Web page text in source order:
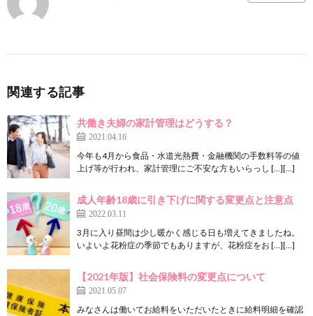
関連する記事
共働き夫婦の家計管理はどうする？
2021.04.16
今年も4月から食品・水道光熱費・金融機関の手数料等の値
上げ等が行われ、家計管理にご不安な方もいらっし […][…]
成人年齢18歳に引き下げに関する変更点と注意点
2022.03.11
3月に入り昼間は少し暖かく感じる日も増えてきましたね。
いよいよ花粉症の季節でもありますが、花粉症をお […][…]
【2021年版】社会保険料の変更点について
2021.05.07
みなさんは働いてお給料をいただいたときに給料明細を確認